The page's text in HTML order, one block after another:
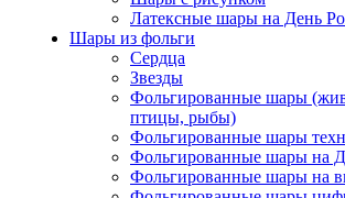
Латексные шары на День
Шары из фольги
Сердца
Звезды
Фольгированные шары
птицы, рыбы)
Фольгированные шары
Фольгированные шары на
Фольгированные шары на